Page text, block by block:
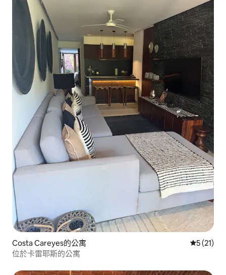
Costa Careyes的公寓 從 21 則
5 (21)
位於卡雷耶斯的公寓